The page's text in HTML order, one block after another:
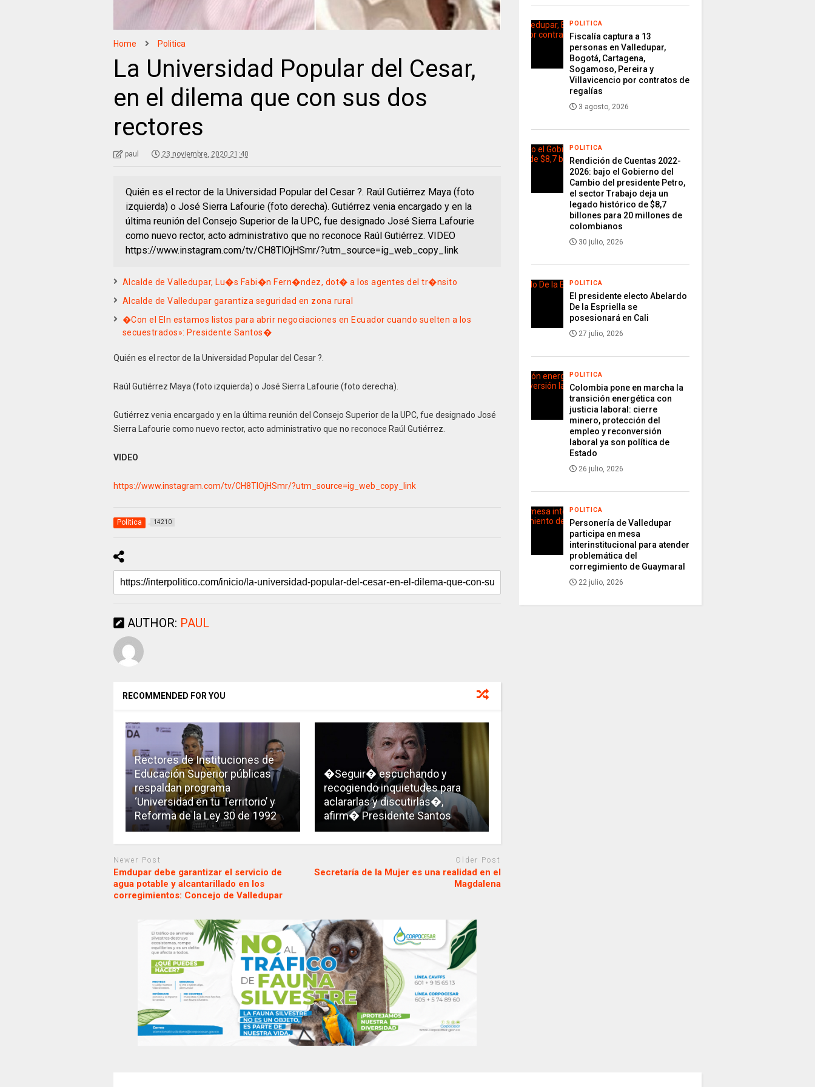
Home Politica
La Universidad Popular del Cesar,
en el dilema que con sus dos
rectores
paul 23 noviembre, 2020 21:40
Quién es el rector de la Universidad Popular del Cesar ?. Raúl Gutiérrez Maya (foto
izquierda) o José Sierra Lafourie (foto derecha). Gutiérrez venia encargado y en la
última reunión del Consejo Superior de la UPC, fue designado José Sierra Lafourie
como nuevo rector, acto administrativo que no reconoce Raúl Gutiérrez. VIDEO
https://www.instagram.com/tv/CH8TlOjHSmr/?utm_source=ig_web_copy_link
Alcalde de Valledupar, Lu�s Fabi�n Fern�ndez, dot� a los agentes del tr�nsito
Alcalde de Valledupar garantiza seguridad en zona rural
�Con el Eln estamos listos para abrir negociaciones en Ecuador cuando suelten a los
secuestrados»: Presidente Santos�
Quién es el rector de la Universidad Popular del Cesar ?.
Raúl Gutiérrez Maya (foto izquierda) o José Sierra Lafourie (foto derecha).
Gutiérrez venia encargado y en la última reunión del Consejo Superior de la UPC, fue designado José
Sierra Lafourie como nuevo rector, acto administrativo que no reconoce Raúl Gutiérrez.
VIDEO
https://www.instagram.com/tv/CH8TlOjHSmr/?utm_source=ig_web_copy_link
Politica 14210
AUTHOR: PAUL
RECOMMENDED FOR YOU
Rectores de Instituciones de
Educación Superior públicas
respaldan programa
‘Universidad en tu Territorio’ y
Reforma de la Ley 30 de 1992
�Seguir� escuchando y
recogiendo inquietudes para
aclararlas y discutirlas�,
afirm� Presidente Santos
Newer Post
Emdupar debe garantizar el servicio de
agua potable y alcantarillado en los
corregimientos: Concejo de Valledupar
Older Post
Secretaría de la Mujer es una realidad en el
Magdalena
POLITICA
Fiscalía captura a 13
personas en Valledupar,
Bogotá, Cartagena,
Sogamoso, Pereira y
Villavicencio por contratos de
regalías
3 agosto, 2026
POLITICA
Rendición de Cuentas 2022-
2026: bajo el Gobierno del
Cambio del presidente Petro,
el sector Trabajo deja un
legado histórico de $8,7
billones para 20 millones de
colombianos
30 julio, 2026
POLITICA
El presidente electo Abelardo
De la Espriella se
posesionará en Cali
27 julio, 2026
POLITICA
Colombia pone en marcha la
transición energética con
justicia laboral: cierre
minero, protección del
empleo y reconversión
laboral ya son política de
Estado
26 julio, 2026
POLITICA
Personería de Valledupar
participa en mesa
interinstitucional para atender
problemática del
corregimiento de Guaymaral
22 julio, 2026